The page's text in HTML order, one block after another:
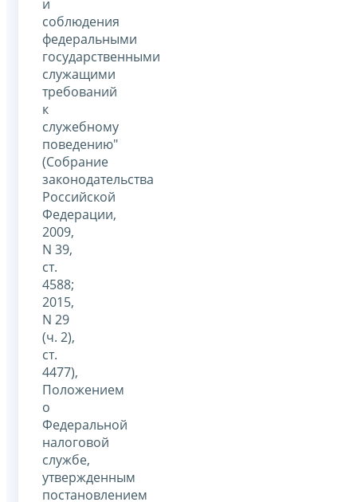
и
соблюдения
федеральными
государственными
служащими
требований
к
служебному
поведению"
(Собрание
законодательства
Российской
Федерации,
2009,
N 39,
ст.
4588;
2015,
N 29
(ч. 2),
ст.
4477),
Положением
о
Федеральной
налоговой
службе,
утвержденным
постановлением